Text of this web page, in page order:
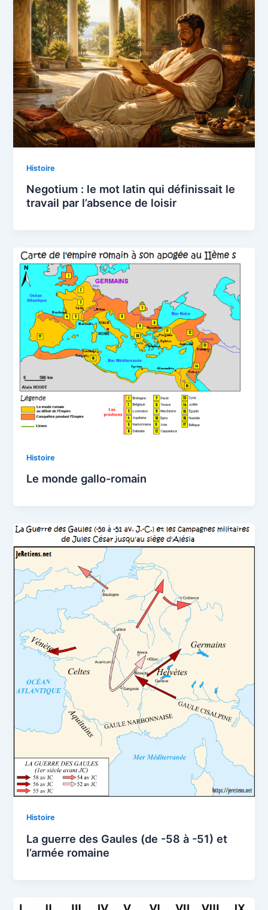
Histoire
Negotium : le mot latin qui définissait le
travail par l’absence de loisir
Histoire
Le monde gallo-romain
Histoire
La guerre des Gaules (de -58 à -51) et
l’armée romaine